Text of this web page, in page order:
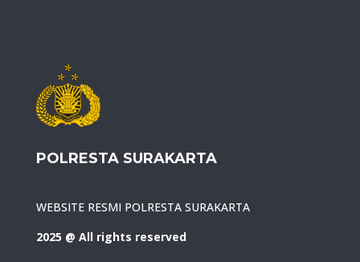
POLRESTA SURAKARTA
WEBSITE RESMI POLRESTA SURAKARTA
2025 @ All rights reserved